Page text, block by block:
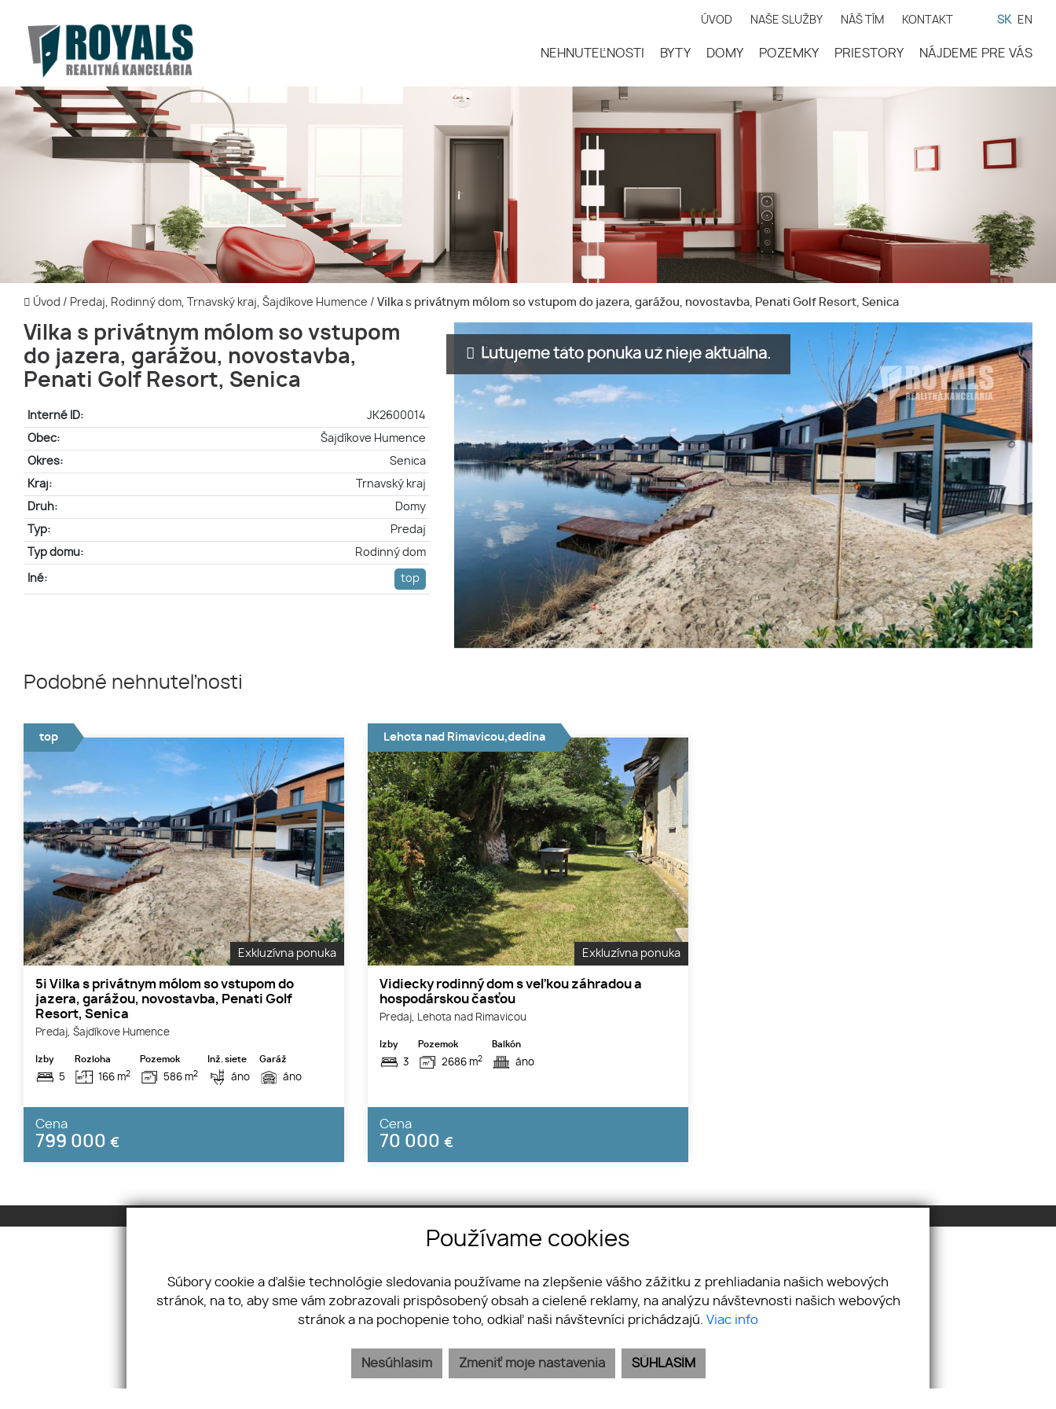
ÚVOD NAŠE SLUŽBY NÁŠ TÍM KONTAKT SK EN
NEHNUTEĽNOSTI BYTY DOMY POZEMKY PRIESTORY NÁJDEME PRE VÁS
Úvod / Predaj, Rodinný dom, Trnavský kraj, Šajdíkove Humence / Vilka s privátnym mólom so vstupom do jazera, garážou, novostavba, Penati Golf Resort, Senica
Vilka s privátnym mólom so vstupom
do jazera, garážou, novostavba,
Penati Golf Resort, Senica
Interné ID: JK2600014
Obec: Šajdíkove Humence
Okres: Senica
Kraj: Trnavský kraj
Druh: Domy
Typ: Predaj
Typ domu: Rodinný dom
Iné: top
Ľutujeme táto ponuka už nieje aktuálna.
Podobné nehnuteľnosti
Exkluzívna ponuka
5i Vilka s privátnym mólom so vstupom do
jazera, garážou, novostavba, Penati Golf
Resort, Senica
Predaj, Šajdíkove Humence
Izby
5
Rozloha
166 m2
Pozemok
586 m2
Inž. siete
áno
Garáž
áno
Cena
799 000 €
top
Exkluzívna ponuka
Vidiecky rodinný dom s veľkou záhradou a
hospodárskou časťou
Predaj, Lehota nad Rimavicou
Izby
3
Pozemok
2686 m2
Balkón
áno
Cena
70 000 €
Lehota nad Rimavicou,dedina
Štúrova 11, 81102 Bratislava
info@royals.sk
Používame cookies
Súbory cookie a ďalšie technológie sledovania používame na zlepšenie vášho zážitku z prehliadania našich webových
stránok, na to, aby sme vám zobrazovali prispôsobený obsah a cielené reklamy, na analýzu návštevnosti našich webových
stránok a na pochopenie toho, odkiaľ naši návštevníci prichádzajú. Viac info
SÚHLASÍM
Nesúhlasím Zmeniť moje nastavenia